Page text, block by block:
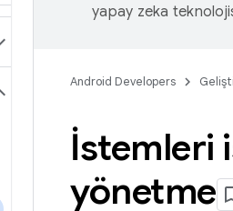
yapay zeka
Android Developers
İstemleri
yönetme